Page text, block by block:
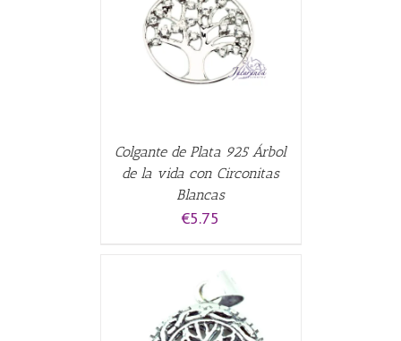
Colgante de Plata 925 Árbol
de la vida con Circonitas
Blancas
€5.75